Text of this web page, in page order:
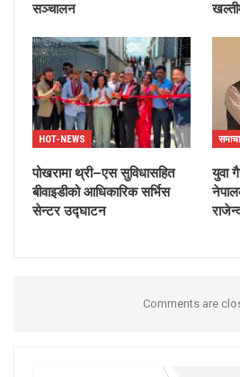
सञ्चालन
HOT-NEWS
पोखरामा थ्री–एस सुविधासहित
बीवाइडीको आधिकारिक सर्भिस
सेन्टर उद्घाटन
युवा
Comments are